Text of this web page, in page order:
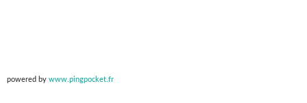
powered by www.pingpocket.fr